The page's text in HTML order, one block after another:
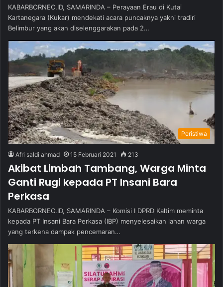
KABARBORNEO.ID, SAMARINDA – Perayaan Erau di Kutai
Kartanegara (Kukar) mendekati acara puncaknya yakni tradiri
Belimbur yang akan diselenggarakan pada 2…
Peristiwa
Afri saldi ahmad 15 Februari 2021 213
Akibat Limbah Tambang, Warga Minta
Ganti Rugi kepada PT Insani Bara
Perkasa
KABARBORNEO.ID, SAMARINDA – Komisi I DPRD Kaltim meminta
kepada PT Insani Bara Perkasa (IBP) menyelesaikan lahan warga
yang terkena dampak pencemaran…